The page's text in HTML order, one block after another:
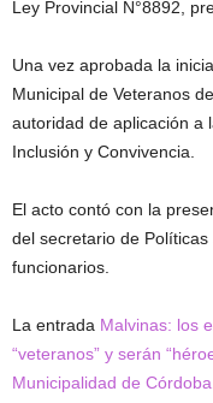
Ley Provincial N°8892,
Una vez aprobada la
Municipal de Veteranos
autoridad de aplicación a
Inclusión y Convivencia.
El acto contó con la
del secretario de
funcionarios.
La entrada Malvinas: los
“veteranos” y serán
Municipalidad de Córdoba